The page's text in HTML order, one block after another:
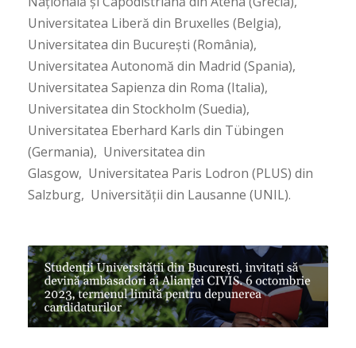
Universitatea Liberă din Bruxelles (Belgia),
Universitatea din București (România),
Universitatea Autonomă din Madrid (Spania),
Universitatea Sapienza din Roma (Italia),
Universitatea din Stockholm (Suedia),
Universitatea Eberhard Karls din Tübingen
(Germania), Universitatea din
Glasgow, Universitatea Paris Lodron (PLUS) din
Salzburg, Universității din Lausanne (UNIL).